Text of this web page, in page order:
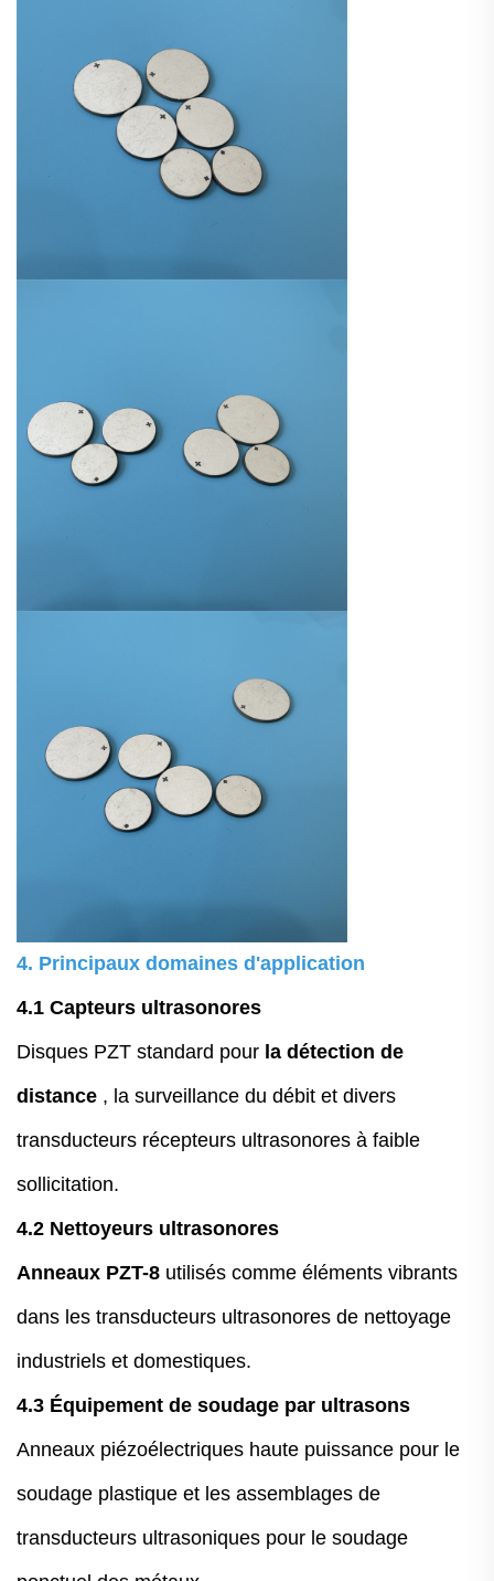
4. Principaux domaines d'application
4.1 Capteurs ultrasonores
Disques PZT standard pour la détection de
distance , la surveillance du débit et divers
transducteurs récepteurs ultrasonores à faible
sollicitation.
4.2 Nettoyeurs ultrasonores
Anneaux PZT-8 utilisés comme éléments vibrants
dans les transducteurs ultrasonores de nettoyage
industriels et domestiques.
4.3 Équipement de soudage par ultrasons
Anneaux piézoélectriques haute puissance pour le
soudage plastique et les assemblages de
transducteurs ultrasoniques pour le soudage